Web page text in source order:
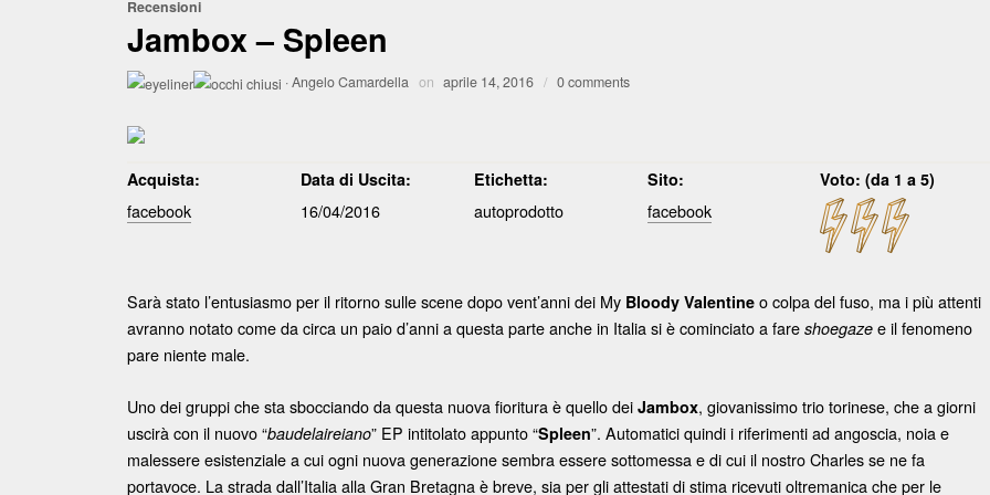
Recensioni
Jambox – Spleen
·Angelo Camardella on aprile 14, 2016 / 0 comments
Acquista: Data di Uscita: Etichetta: Sito: Voto: (da 1 a 5)
facebook 16/04/2016 autoprodotto facebook
Sarà stato l’entusiasmo per il ritorno sulle scene dopo vent’anni dei My Bloody Valentine o colpa del fuso, ma i più attenti
avranno notato come da circa un paio d’anni a questa parte anche in Italia si è cominciato a fare shoegaze e il fenomeno
pare niente male.
Uno dei gruppi che sta sbocciando da questa nuova fioritura è quello dei Jambox, giovanissimo trio torinese, che a giorni
uscirà con il nuovo “baudelaireiano” EP intitolato appunto “Spleen”. Automatici quindi i riferimenti ad angoscia, noia e
malessere esistenziale a cui ogni nuova generazione sembra essere sottomessa e di cui il nostro Charles se ne fa
portavoce. La strada dall’Italia alla Gran Bretagna è breve, sia per gli attestati di stima ricevuti oltremanica che per le